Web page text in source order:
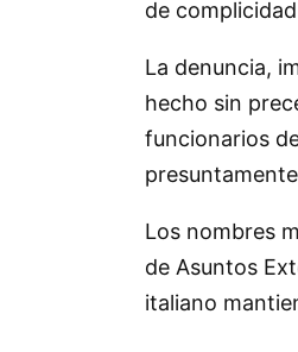
de
La denuncia,
hecho sin
funcionarios
Los nombres
de Asuntos
italiano